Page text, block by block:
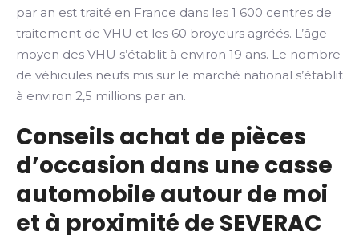
par an est traité en France dans les 1 600 centres de
traitement de VHU et les 60 broyeurs agréés. L’âge
moyen des VHU s’établit à environ 19 ans. Le nombre
de véhicules neufs mis sur le marché national s’établit
à environ 2,5 millions par an.
Conseils achat de pièces
d’occasion dans une casse
automobile autour de moi
et à proximité de SEVERAC